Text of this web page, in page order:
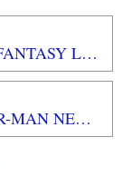
[REVUE MANGA GAMING] FINAL FANTASY LOST STRANGER TOME 1 à 3 aux éditions MANA BOOKS
[REVUE CINEMA BLU-RAY] SPIDER-MAN NEW GENERATION